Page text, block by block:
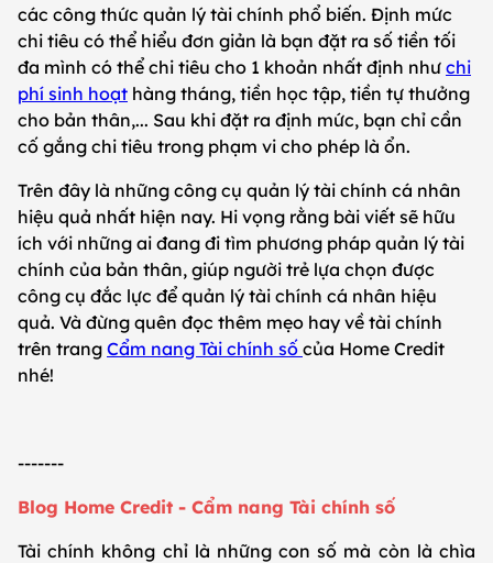
các công thức quản lý tài chính phổ biến. Định mức
chi tiêu có thể hiểu đơn giản là bạn đặt ra số tiền tối
đa mình có thể chi tiêu cho 1 khoản nhất định như chi
phí sinh hoạt hàng tháng, tiền học tập, tiền tự thưởng
cho bản thân,... Sau khi đặt ra định mức, bạn chỉ cần
cố gắng chi tiêu trong phạm vi cho phép là ổn.
Trên đây là những công cụ quản lý tài chính cá nhân
hiệu quả nhất hiện nay. Hi vọng rằng bài viết sẽ hữu
ích với những ai đang đi tìm phương pháp quản lý tài
chính của bản thân, giúp người trẻ lựa chọn được
công cụ đắc lực để quản lý tài chính cá nhân hiệu
quả. Và đừng quên đọc thêm mẹo hay về tài chính
trên trang Cẩm nang Tài chính số của Home Credit
nhé!
-------
Blog Home Credit - Cẩm nang Tài chính số
Tài chính không chỉ là những con số mà còn là chìa